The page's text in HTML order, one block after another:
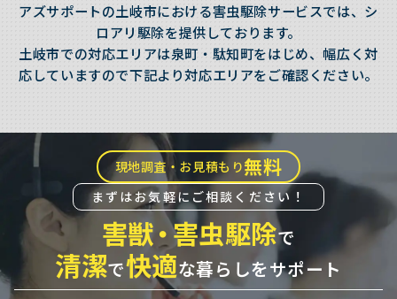
アズサポートの土岐市における害虫駆除サービスでは、シ
ロアリ駆除を提供しております。
土岐市での対応エリアは泉町・駄知町をはじめ、幅広く対
応していますので下記より対応エリアをご確認ください。
現地調査・お見積もり無料
まずはお気軽にご相談ください！
害獣・害虫駆除で
清潔で快適な暮らしをサポート